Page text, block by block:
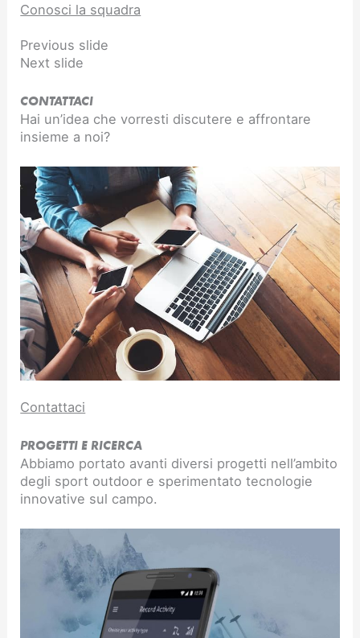
Conosci la squadra
Previous slide
Next slide
CONTATTACI
Hai un’idea che vorresti discutere e affrontare
insieme a noi?
Contattaci
PROGETTI E RICERCA
Abbiamo portato avanti diversi progetti nell’ambito
degli sport outdoor e sperimentato tecnologie
innovative sul campo.